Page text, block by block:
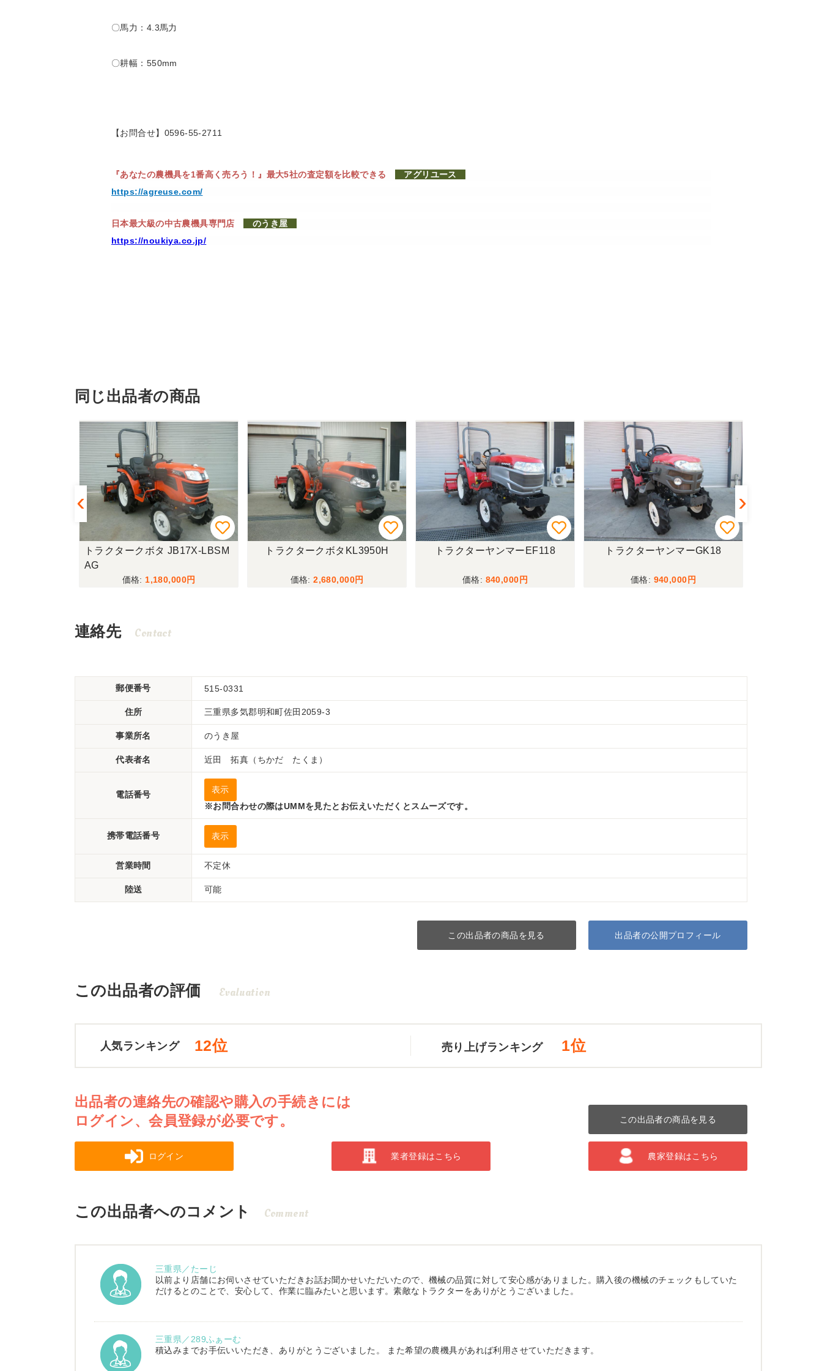
〇馬力：4.3馬力
〇耕幅：550mm
【お問合せ】0596-55-2711
『あなたの農機具を1番高く売ろう！』 最大5社の査定額を比較できる
アグリユース
https://agreuse.com/
日本最大級の中古農機具専門店
のうき屋
https://noukiya.co.jp/
同じ出品者の商品
トラクタークボタ JB17X-LBSM
AG
1,180,000
トラクタークボタKL3950H
2,680,000
トラクターヤンマーEF118
840,000
トラクターヤンマーGK18
940,000
連絡先 Contact
郵便番号 515-0331
住所 三重県多気郡明和町佐田2059-3
事業所名 のうき屋
代表者名 近田 拓真（ちかだ たくま）
電話番号
表示
※お問合わせの際はUMMを見たとお伝えいただくとスムーズです。
携帯電話番号 表示
営業時間 不定休
陸送 可能
この出品者の商品を見る 出品者の公開プロフィール
この出品者の評価 Evaluation
人気ランキング 12位 売り上げランキング 1位
出品者の連絡先の確認や購入の手続きには
ログイン、会員登録が必要です。
この出品者の商品を見る
ログイン 業者登録はこちら 農家登録はこちら
この出品者へのコメント Comment
三重県／たーじ
以前より店舗にお伺いさせていただきお話お聞かせいただいたので、機械の品質に対して安心感がありました。購入後の機械のチェックもしていた
だけるとのことで、安心して、作業に臨みたいと思います。素敵なトラクターをありがとうございました。
三重県／289ふぁーむ
積込みまでお手伝いいただき、ありがとうございました。 また希望の農機具があれば利用させていただきます。